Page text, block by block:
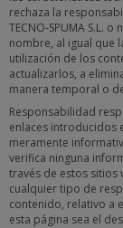
rechaza la
TECNO-SPUMA S.L.
nombre, al igual que
utilización de los
actualizarlos, a
manera temporal o
Responsabilidad
enlaces introducidos
meramente
verifica ninguna
través de estos sitios
cualquier tipo de
contenido, relativo a
esta página sea el